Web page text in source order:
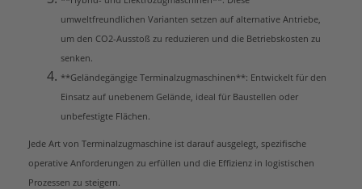
umweltfreundlichen Varianten setzen auf alternative Antriebe,
um den CO2-Ausstoß zu reduzieren und die Betriebskosten zu
senken.
**Geländegängige Terminalzugmaschinen**: Entwickelt für den
Einsatz auf unebenem Gelände, ideal für Baustellen oder
unbefestigte Flächen.
Jede Art von Terminalzugmaschine ist darauf ausgelegt, spezifische
operative Anforderungen zu erfüllen und die Effizienz in logistischen
Prozessen zu steigern.